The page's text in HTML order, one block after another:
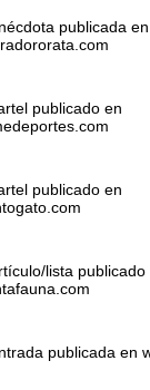
publicada en
publicado en
publicado en
lista publicado
publicada en